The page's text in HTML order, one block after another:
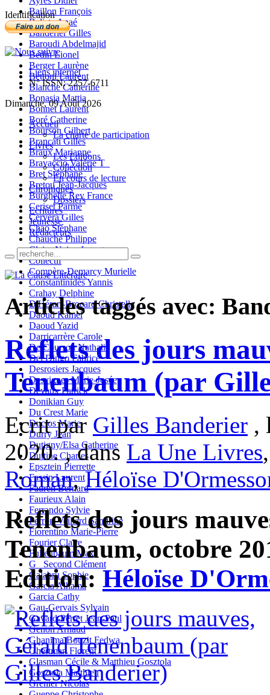
Baillon François
Balista Anaé
Banderier Gilles
Baroudi Abdelmajid
Bedin Lionel
Berger Laurène
Bettoni Laurent
Blanche Catherine
Bonasia Mattia
Bonnet Laurent
Boré Catherine
Bourson Gilbert
Brancati Gilles
Braux Marianne
Bravaccio Valérie T_
Bret Stéphane
Bretou Jean-Jacques
Burghelle Rey France
Ceriset Parme
Cervera Gilles
Chao Stéphane
Chauché Philippe
Claire-Neige Jaunet
Collectif
Compère-Demarcy Murielle
Constantinidès Yannis
Crahay Delphine
D'Hérart-Brocard Christelle
Daoud Kamel
Daoud Yazid
Darricarrère Carole
De Courson Nathalie
Del Dingo Fabrice
Desrosiers Jacques
Desvignes Marie-Josée
Devaux Patrick
Donikian Guy
Du Crest Marie
Duclos Marie
Durry Jean
Dutigny/Elsa Catherine
Duttine Charles
Epsztein Pierrette
Fassin Laurent
Fauren Bernard
Faurieux Alain
Ferrando Sylvie
Ferron-Veillard Sandrine
Fiorentino Marie-Pierre
Fourier Claire
Fullenbaum Max
G_ Second Clément
Galabru Sophie
Garcia Alhama
Garcia Cathy
Gau-Gervais Sylvain
Gavard-Perret Jean-Paul
Genon Arnaud
Ghanima Bouzit Fedwa
Ghertman Florent
Glasman Cécile & Matthieu Gosztola
Gosztola Matthieu
Grenier Nicolas
Identification
Liens internet
N° ISSN: 2257-6711
Dimanche, 09 Août 2026
Accueil
La charte de participation
Livres
Les Editions
Collection
En cours de lecture
Chroniques
Dossiers
Ecritures
Jeunesse
Rédacteurs
Articles taggés avec:
Reflets des jours
Tenenbaum (par
Ecrit par Gilles Banderier ,
2020. , dans La Une Livres
Roman,Héloïse
Reflets des jours
Tenenbaum, octobre
Edition:Héloïse